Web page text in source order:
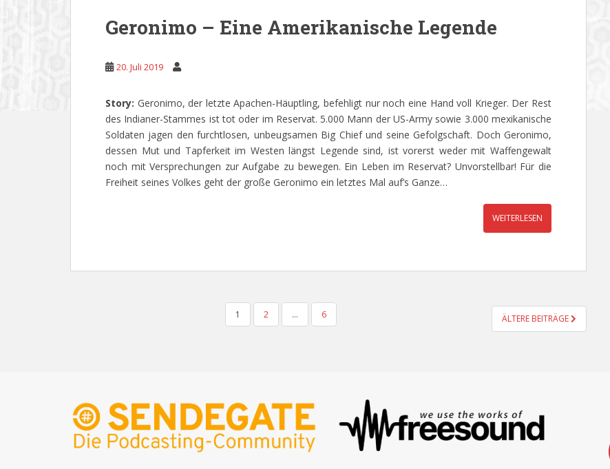
Geronimo – Eine Amerikanische Legende
20. Juli 2019
Story: Geronimo, der letzte Apachen-Häuptling, befehligt nur noch eine Hand voll Krieger. Der Rest
des Indianer-Stammes ist tot oder im Reservat. 5.000 Mann der US-Army sowie 3.000 mexikanische
Soldaten jagen den furchtlosen, unbeugsamen Big Chief und seine Gefolgschaft. Doch Geronimo,
dessen Mut und Tapferkeit im Westen längst Legende sind, ist vorerst weder mit Waffengewalt
noch mit Versprechungen zur Aufgabe zu bewegen. Ein Leben im Reservat? Unvorstellbar! Für die
Freiheit seines Volkes geht der große Geronimo ein letztes Mal auf’s Ganze…
WEITERLESEN
SEITENNUMMERIERUNG
1 2 … 6 ÄLTERE BEITRÄGE